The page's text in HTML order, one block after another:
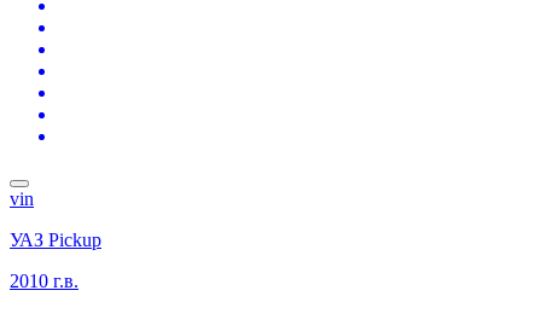
vin
УАЗ Pickup
2010 г.в.